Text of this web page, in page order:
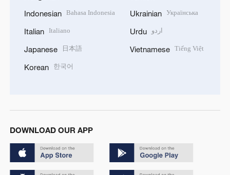
Indonesian Bahasa Indonesia
Italian Italiano
Japanese 日本語
Korean 한국어
Ukrainian Українська
Urdu اردو
Vietnamese Tiếng Việt
DOWNLOAD OUR APP